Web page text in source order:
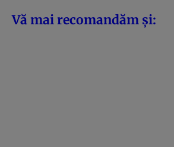
Vă mai recomandăm și: